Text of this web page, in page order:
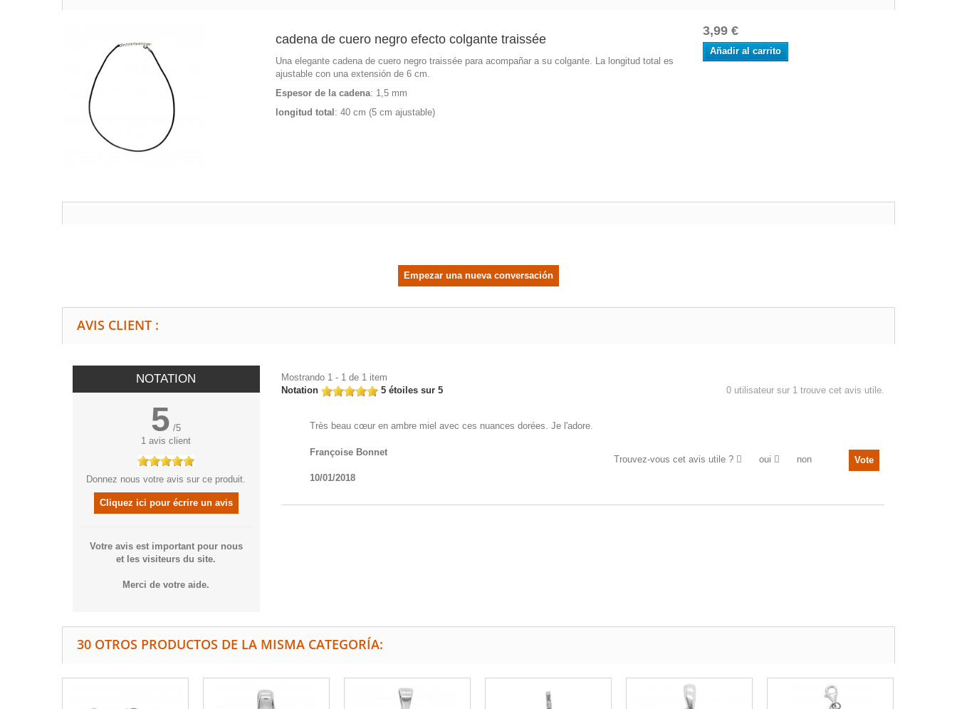
cadena de cuero negro efecto colgante traissée
Una elegante cadena de cuero negro traissée para acompañar a su colgante. La longitud total es
ajustable con una extensión de 6 cm.
Espesor de la cadena: 1,5 mm
longitud total : 40 cm (5 cm ajustable)
3,99 €
Añadir al carrito
Empezar una nueva conversación
AVIS CLIENT :
NOTATION
5 /5
1 avis client
Donnez nous votre avis sur ce produit.
Cliquez ici pour écrire un avis
Votre avis est important pour nous
et les visiteurs du site.
Merci de votre aide.
Mostrando 1 - 1 de 1 item
0 utilisateur sur 1 trouve cet avis utile.
Notation 5 étoiles sur 5
Très beau cœur en ambre miel avec ces nuances dorées. Je l'adore.
Trouvez-vous cet avis utile ? oui non
Françoise Bonnet
10/01/2018
30 OTROS PRODUCTOS DE LA MISMA CATEGORÍA: